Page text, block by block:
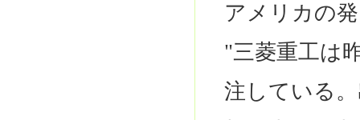
アメリカの
"三菱重工は
注している